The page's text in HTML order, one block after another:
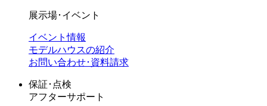
展示場･イベント
イベント情報
モデルハウスの紹介
お問い合わせ･資料請求
保証･点検
アフターサポート